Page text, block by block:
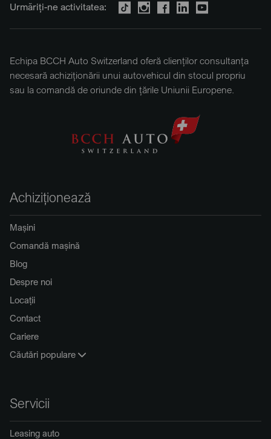
Urmăriți-ne activitatea:
Echipa BCCH Auto Switzerland oferă clienților consultanța
necesară achiziționării unui autovehicul din stocul propriu
sau la comandă de oriunde din țările Uniunii Europene.
Achiziționează
Mașini
Comandă mașină
Blog
Despre noi
Locații
Contact
Cariere
Căutări populare
Servicii
Leasing auto